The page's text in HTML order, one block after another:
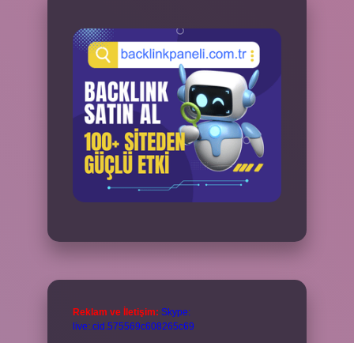
Reklam ve İletişim: Skype:
live:.cid.575569c608265c69